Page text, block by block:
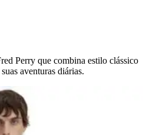
Perry que combina estilo clássico
aventuras diárias.